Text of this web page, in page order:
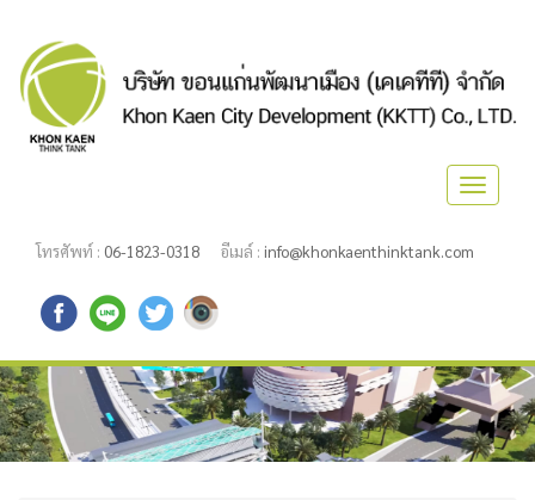
Toggle
โทรศัพท์ : 06-1823-0318 อีเมล์ : info@khonkaenthinktank.com